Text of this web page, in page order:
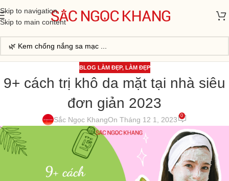
Skip to navigation
Skip to main content
BLOG LÀM ĐẸP, LÀM ĐẸP
9+ cách trị khô da mặt tại nhà siêu
đơn giản 2023
Sắc Ngọc KhangOn Tháng 12 1, 2023 0